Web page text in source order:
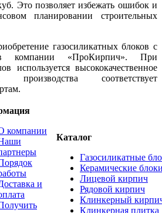
Это позволяет избежать ошибок и
планировании строительных
газосиликатных блоков с
компании «ПроКирпич». При
используется высококачественное
соответствует
компании
и
Каталог
Газосиликатные
Керамические
Лицевой кирпич
Рядовой кирпич
Клинкерный
Клинкерная плитка